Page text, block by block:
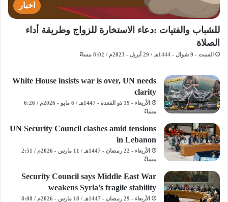
اخبار
للشباب والفتيات :دعاء الاستخارة للزواج وطريقة أداء
الصلاة
السبت - 9 شوال - 1444هـ / 29 أبريل - 2023م / 8:02 مساءً
White House insists war is over, UN needs
clarity
الأربعاء - 19 ذو القعدة - 1447هـ / 6 مايو - 2026م / 6:26
مساءً
UN Security Council clashes amid tensions
in Lebanon
الأربعاء - 22 رمضان - 1447هـ / 11 مارس - 2026م / 2:51
مساءً
Security Council says Middle East War
weakens Syria’s fragile stability
الأربعاء - 29 رمضان - 1447هـ / 18 مارس - 2026م / 8:08